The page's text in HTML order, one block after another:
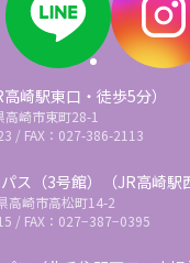
崎駅東口・徒歩5分）
高崎市東町28-1
/ FAX：027-386-2113
ス（3号館）（JR高崎駅
高崎市高松町14-2
/ FAX：027−387−0395